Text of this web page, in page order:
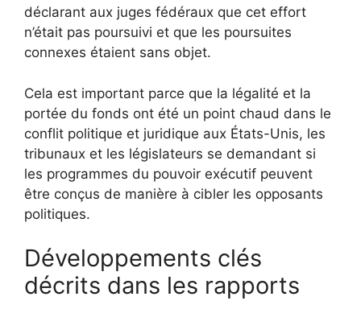
déclarant aux juges fédéraux que cet effort
n’était pas poursuivi et que les poursuites
connexes étaient sans objet.
Cela est important parce que la légalité et la
portée du fonds ont été un point chaud dans le
conflit politique et juridique aux États-Unis, les
tribunaux et les législateurs se demandant si
les programmes du pouvoir exécutif peuvent
être conçus de manière à cibler les opposants
politiques.
Développements clés
décrits dans les rapports